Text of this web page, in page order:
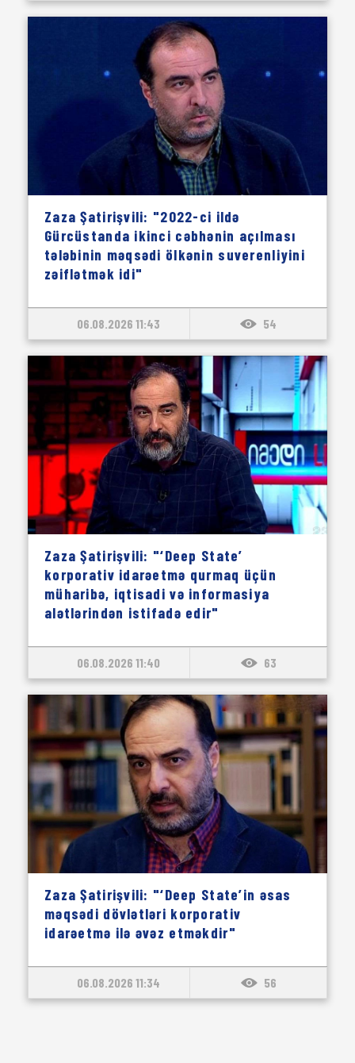
Zaza Şatirişvili: "2022-ci ildə
Gürcüstanda ikinci cəbhənin açılması
tələbinin məqsədi ölkənin suverenliyini
zəiflətmək idi"
06.08.2026 11:43 54
Zaza Şatirişvili: "‘Deep State’
korporativ idarəetmə qurmaq üçün
müharibə, iqtisadi və informasiya
alətlərindən istifadə edir"
06.08.2026 11:40 63
Zaza Şatirişvili: "‘Deep State’in əsas
məqsədi dövlətləri korporativ
idarəetmə ilə əvəz etməkdir"
06.08.2026 11:34 56